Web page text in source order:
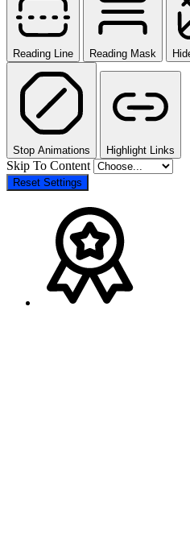
Reading Line Reading Mask
Stop Animations Highlight Links
Skip To Content
Reset Settings